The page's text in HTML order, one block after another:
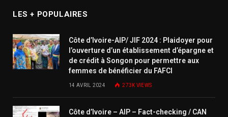
LES + POPULAIRES
Côte d’Ivoire-AIP/ JIF 2024 : Plaidoyer pour
l’ouverture d’un établissement d’épargne et
de crédit à Songon pour permettre aux
femmes de bénéficier du FAFCI
14 AVRIL 2024 273K VIEWS
Côte d’Ivoire – AIP – Fact-checking / CAN